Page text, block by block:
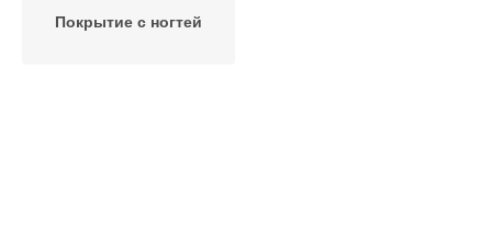
Покрытие с ногтей